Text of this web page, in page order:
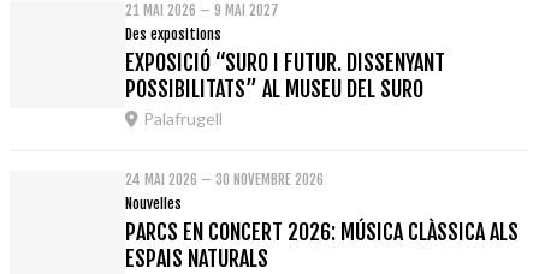
21 MAI 2026 – 9 MAI 2027
Des expositions
EXPOSICIÓ “SURO I FUTUR. DISSENYANT
POSSIBILITATS” AL MUSEU DEL SURO
Palafrugell
24 MAI 2026 – 30 NOVEMBRE 2026
Nouvelles
PARCS EN CONCERT 2026: MÚSICA CLÀSSICA ALS
ESPAIS NATURALS